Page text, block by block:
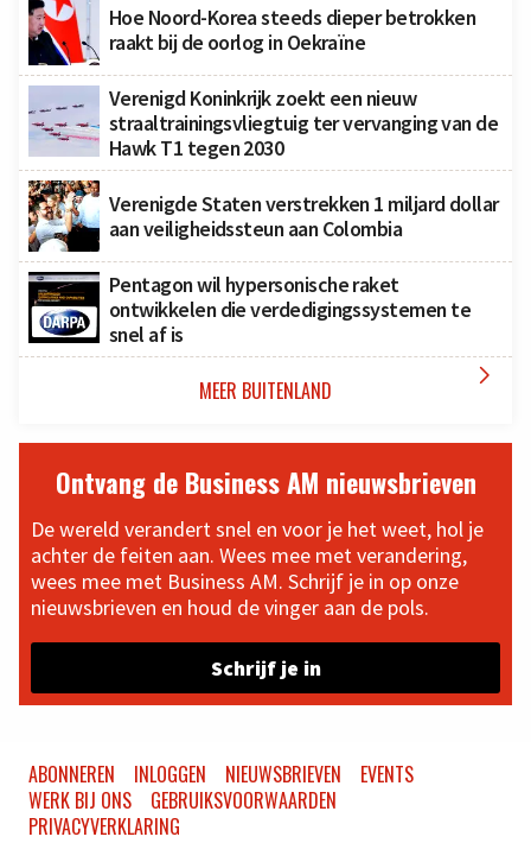
Hoe Noord-Korea steeds dieper betrokken
raakt bij de oorlog in Oekraïne
Verenigd Koninkrijk zoekt een nieuw
straaltrainingsvliegtuig ter vervanging van de
Hawk T1 tegen 2030
Verenigde Staten verstrekken 1 miljard dollar
aan veiligheidssteun aan Colombia
Pentagon wil hypersonische raket
ontwikkelen die verdedigingssystemen te
snel af is
MEER BUITENLAND 
Ontvang de Business AM nieuwsbrieven
De wereld verandert snel en voor je het weet, hol je
achter de feiten aan. Wees mee met verandering,
wees mee met Business AM. Schrijf je in op onze
nieuwsbrieven en houd de vinger aan de pols.
Schrijf je in
ABONNEREN INLOGGEN NIEUWSBRIEVEN
EVENTS
WERK BIJ ONS
GEBRUIKSVOORWAARDEN
PRIVACYVERKLARING